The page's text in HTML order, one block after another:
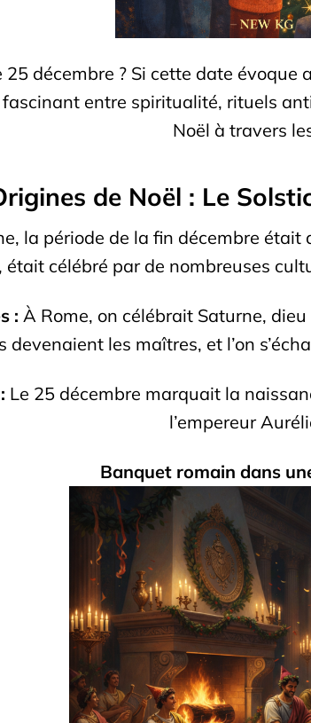
décembre ? Si cette date évoque
entre spiritualité, rituels
Noël à travers
de Noël : Le
la période de la fin décembre était
célébré par de nombreuses
: À Rome, on célébrait Saturne,
devenaient les maîtres, et l’on
Le 25 décembre marquait la
l’empereur
Banquet romain dans